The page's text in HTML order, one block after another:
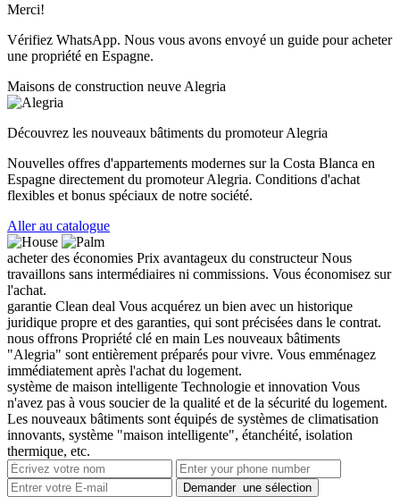
Merci!
Vérifiez WhatsApp. Nous vous avons envoyé un guide pour acheter
une propriété en Espagne.
Maisons de construction neuve Alegria
Découvrez les nouveaux bâtiments du promoteur Alegria
Nouvelles offres d'appartements modernes sur la Costa Blanca en
Espagne directement du promoteur Alegria. Conditions d'achat
flexibles et bonus spéciaux de notre société.
Aller au catalogue
acheter des économies Prix avantageux du constructeur Nous
travaillons sans intermédiaires ni commissions. Vous économisez sur
l'achat.
garantie Clean deal Vous acquérez un bien avec un historique
juridique propre et des garanties, qui sont précisées dans le contrat.
nous offrons Propriété clé en main Les nouveaux bâtiments
"Alegria" sont entièrement préparés pour vivre. Vous emménagez
immédiatement après l'achat du logement.
système de maison intelligente Technologie et innovation Vous
n'avez pas à vous soucier de la qualité et de la sécurité du logement.
Les nouveaux bâtiments sont équipés de systèmes de climatisation
innovants, système "maison intelligente", étanchéité, isolation
thermique, etc.